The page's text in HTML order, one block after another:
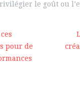
le goût ou
pour de